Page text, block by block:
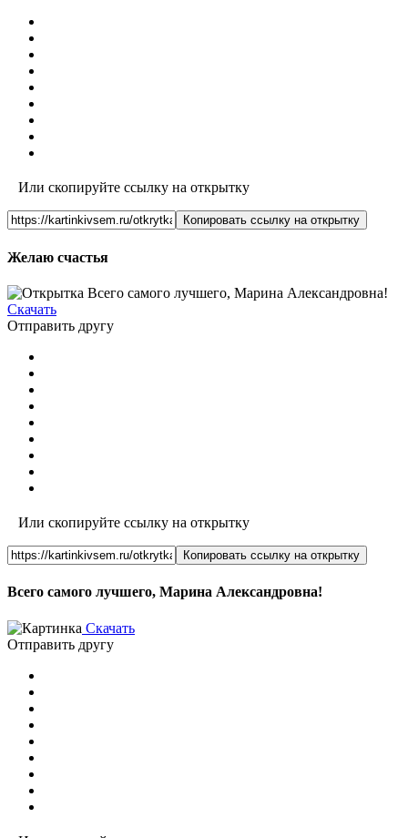
Или скопируйте ссылку на открытку
Копировать ссылку на открытку
Желаю счастья
Скачать
Отправить другу
Или скопируйте ссылку на открытку
Копировать ссылку на открытку
Всего самого лучшего, Марина Александровна!
Скачать
Отправить другу